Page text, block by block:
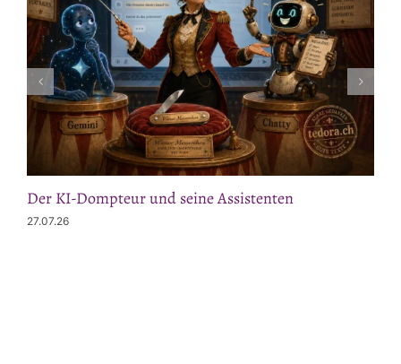
Der KI-Dompteur und seine Assistenten
27.07.26